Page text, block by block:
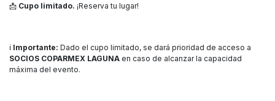
📩 Cupo limitado. ¡Reserva tu lugar!
ℹ️ Importante: Dado el cupo limitado, se dará prioridad de acceso a
SOCIOS COPARMEX LAGUNA en caso de alcanzar la capacidad
máxima del evento.